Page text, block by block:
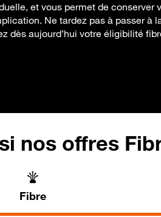
et vous permet de conserver
Ne tardez pas à passer à
dès aujourd’hui votre éligibilité
nos offres
Fibre